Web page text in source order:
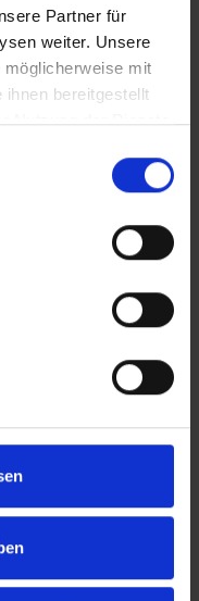
Partner für
weiter. Unsere
mit
bereitgestellt
Nutzung der Dienste